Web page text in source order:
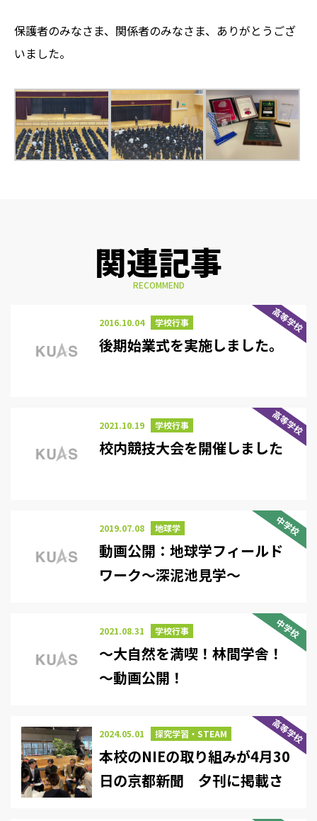
保護者のみなさま、関係者のみなさま、ありがとうござ
いました。
関連記事
RECOMMEND
高等学校
2016.10.04 学校行事
後期始業式を実施しました。
高等学校
2021.10.19 学校行事
校内競技大会を開催しました
中学校
2019.07.08 地球学
動画公開：地球学フィールド
ワーク～深泥池見学～
中学校
2021.08.31 学校行事
～大自然を満喫！林間学舎！
～動画公開！
高等学校
2024.05.01 探究学習・STEAM
本校のNIEの取り組みが4月30
日の京都新聞 夕刊に掲載さ